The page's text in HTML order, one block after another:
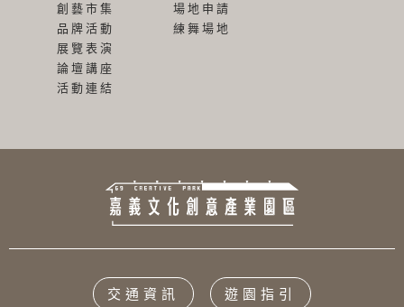
創藝市集
品牌活動
展覽表演
論壇講座
活動連結
場地申請
練舞場地
交通資訊 遊園指引